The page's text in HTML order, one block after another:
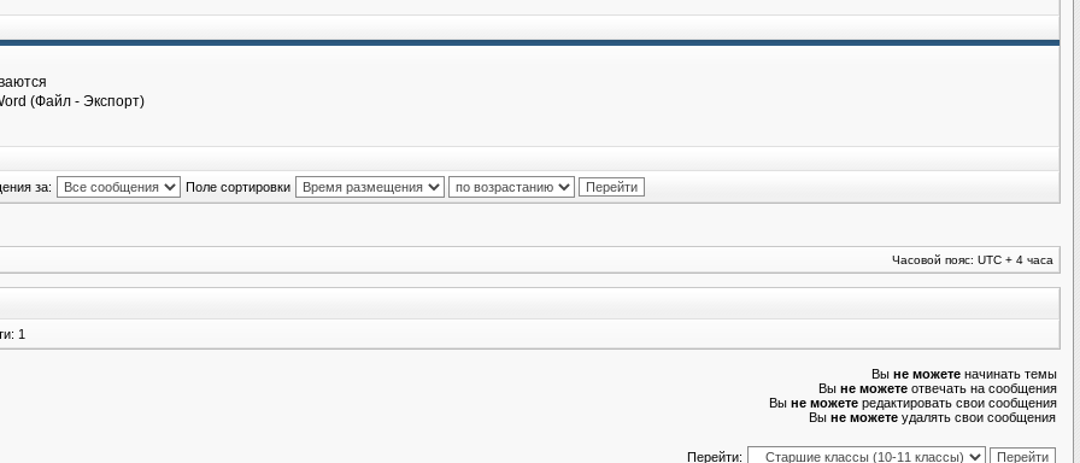
(Файл - Экспорт)
за: Поле сортировки
Часовой пояс: UTC + 4 часа
1
Вы не можете начинать темы
Вы не можете отвечать на сообщения
Вы не можете редактировать свои сообщения
Вы не можете удалять свои сообщения
Перейти: